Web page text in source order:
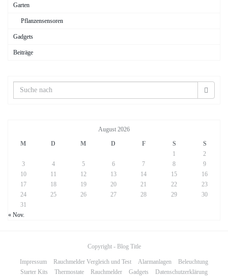
Garten
Pflanzensensoren
Gadgets
Beiträge
August 2026
M
D M D F S
S
1
2
3
4 5 6 7 8
9
10
11 12 13 14 15
16
17
18 19 20 21 22
23
24
25 26 27 28 29
30
31
« Nov.
Copyright - Blog Title
Impressum Rauchmelder Vergleich und Test Alarmanlagen
Beleuchtung
Starter Kits
Thermostate Rauchmelder Gadgets Datenschutzerklärung